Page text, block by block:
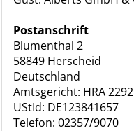
Postanschrift
Blumenthal 2
58849 Herscheid
Deutschland
Amtsgericht: HRA
UStId: DE123841657
Telefon: 02357/9070